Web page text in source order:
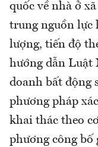
quốc về nhà ở
trung nguồn lực
lượng, tiến độ
hướng dẫn Luật
doanh bất động
phương pháp
khai thác theo
phương công bố